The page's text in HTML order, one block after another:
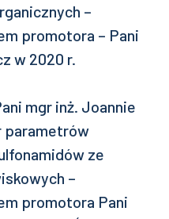
–
promotora – Pani
w 2020 r.
mgr inż. Joannie
parametrów
ze
–
promotora Pani